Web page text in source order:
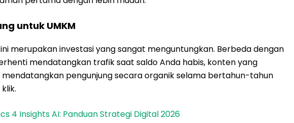
untuk UMKM
merupakan investasi yang sangat menguntungkan. Berbeda dengan
mendatangkan trafik saat saldo Anda habis, konten yang
mendatangkan pengunjung secara organik selama bertahun-tahun
4 Insights AI: Panduan Strategi Digital 2026